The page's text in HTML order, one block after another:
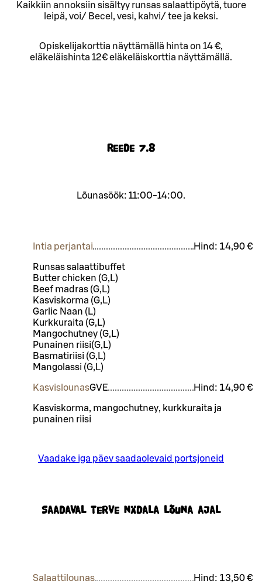
Kaikkiin annoksiin sisältyy runsas salaattipöytä, tuore
leipä, voi/ Becel, vesi, kahvi/ tee ja keksi.
Opiskelijakorttia näyttämällä hinta on 14 €,
eläkeläishinta 12€ eläkeläiskorttia näyttämällä.
Reede 7.8
Lõunasöök: 11:00-14:00.
Intia perjantai Hind: 14,90 €
Runsas salaattibuffet
Butter chicken (G,L)
Beef madras (G,L)
Kasviskorma (G,L)
Garlic Naan (L)
Kurkkuraita (G,L)
Mangochutney (G,L)
Punainen riisi(G,L)
Basmatiriisi (G,L)
Mangolassi (G,L)
KasvislounasGVE Hind: 14,90 €
Kasviskorma, mangochutney, kurkkuraita ja
punainen riisi
Vaadake iga päev saadaolevaid portsjoneid
Saadaval terve nädala lõuna ajal
Salaattilounas Hind: 13,50 €